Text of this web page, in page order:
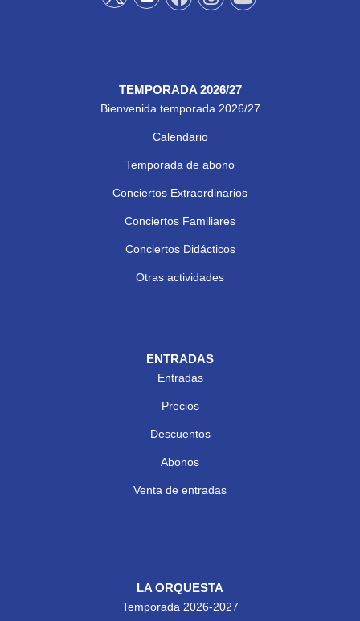
TEMPORADA 2026/27
Bienvenida temporada 2026/27
Calendario
Temporada de abono
Conciertos Extraordinarios
Conciertos Familiares
Conciertos Didácticos
Otras actividades
ENTRADAS
Entradas
Precios
Descuentos
Abonos
Venta de entradas
LA ORQUESTA
Temporada 2026-2027